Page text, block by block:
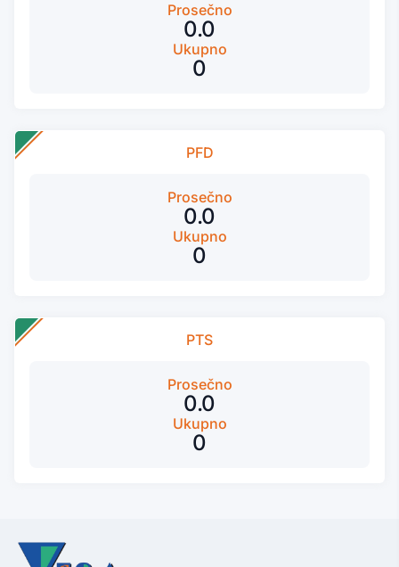
Prosečno
0.0
Ukupno
0
PFD
Prosečno
0.0
Ukupno
0
PTS
Prosečno
0.0
Ukupno
0